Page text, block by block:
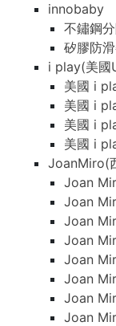
innobaby
不鏽鋼
矽膠防
i play(美國
美國 i
美國 i
美國 i
美國 i
JoanMiro(
Joan
Joan
Joan
Joan
Joan
Joan
Joan
Joan